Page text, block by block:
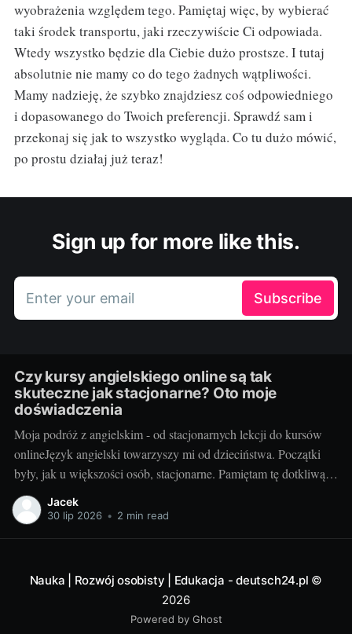
wyobrażenia względem tego. Pamiętaj więc, by wybierać
taki środek transportu, jaki rzeczywiście Ci odpowiada.
Wtedy wszystko będzie dla Ciebie dużo prostsze. I tutaj
absolutnie nie mamy co do tego żadnych wątpliwości.
Mamy nadzieję, że szybko znajdziesz coś odpowiedniego
i dopasowanego do Twoich preferencji. Sprawdź sam i
przekonaj się jak to wszystko wygląda. Co tu dużo mówić,
po prostu działaj już teraz!
Sign up for more like this.
Enter your email Subscribe
Czy kursy angielskiego online są tak
skuteczne jak stacjonarne? Oto moje
doświadczenia
Moja podróż z angielskim - od stacjonarnych lekcji do kursów
onlineJęzyk angielski towarzyszy mi od dzieciństwa. Początki
były, jak u większości osób, stacjonarne. Pamiętam tę dotkliwą
niechęć do porannego wstawania, pendolowania do szkoły i
powrotów w gorszym nastroju, niż w momencie wyjścia.
Jacek
30 lip 2026 • 2 min read
Nauka | Rozwój osobisty | Edukacja - deutsch24.pl ©
2026
Powered by Ghost